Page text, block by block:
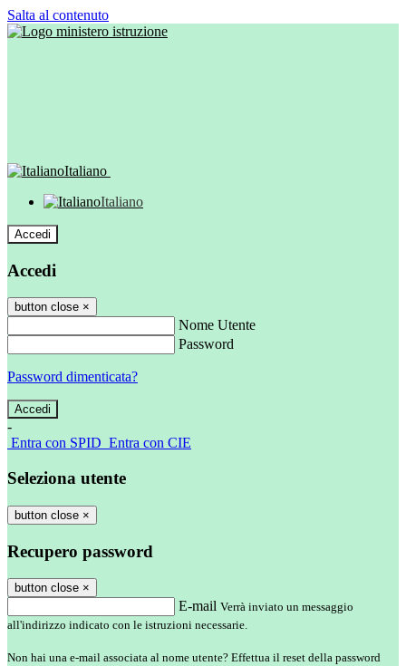
Salta al contenuto
Italiano
Italiano
Accedi
Accedi
button close ×
Nome Utente
Password
Password dimenticata?
-
Entra con SPID Entra con CIE
Seleziona utente
button close ×
Recupero password
button close ×
E-mail Verrà inviato un messaggio
all'indirizzo indicato con le istruzioni necessarie.
Non hai una e-mail associata al nome utente? Effettua il reset della password